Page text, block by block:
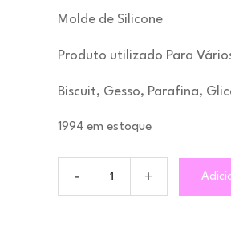
Molde de Silicone
Produto utilizado Para
Biscuit, Gesso, Parafina,
1994 em estoque